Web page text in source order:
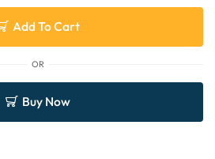
Add To Cart
OR
Buy Now